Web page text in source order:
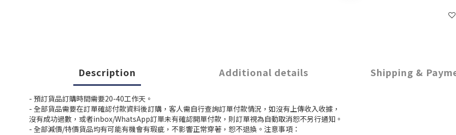
Description Additional details Shipping &
- 預訂貨品訂購時間需要20-40工作天。
- 全部貨品需要在訂單確認付款資料後訂購，客人需自行查詢訂單付款情況，如沒有上傳收入收據，
沒有成功過數，或者inbox/WhatsApp訂單未有確認開單付款，則訂單視為自動取消恕不另行通知。
- 全部減價/特價貨品均有可能有機會有瑕疵，不影響正常穿著，恕不退換。注意事項：